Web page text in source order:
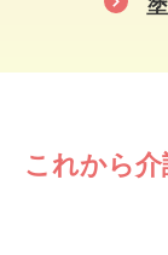
これから